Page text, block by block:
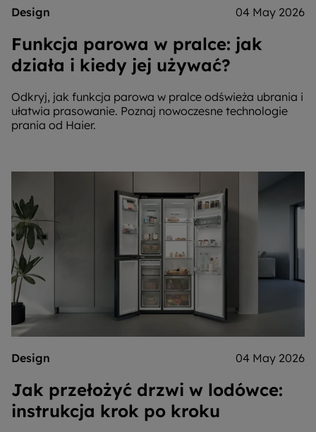
Design 04 May 2026
Funkcja parowa w pralce: jak
działa i kiedy jej używać?
Odkryj, jak funkcja parowa w pralce odświeża ubrania i
ułatwia prasowanie. Poznaj nowoczesne technologie
prania od Haier.
Design 04 May 2026
Jak przełożyć drzwi w lodówce:
instrukcja krok po kroku